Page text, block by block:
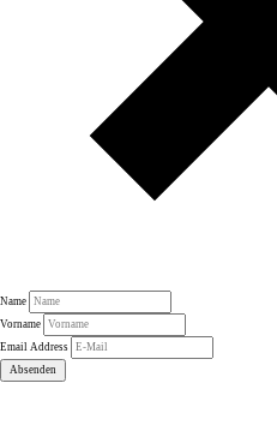
Name
Vorname
Email Address